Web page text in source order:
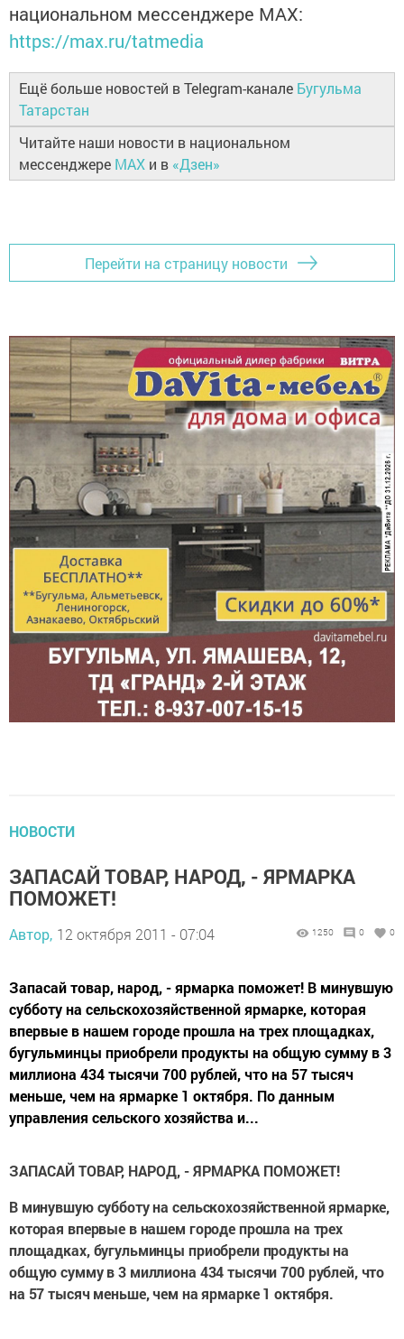
национальном мессенджере MАХ:
https://max.ru/tatmedia
Ещё больше новостей в Telegram-канале Бугульма
Татарстан
Читайте наши новости в национальном
мессенджере MAX и в «Дзен»
Перейти на страницу новости
НОВОСТИ
ЗАПАСАЙ ТОВАР, НАРОД, - ЯРМАРКА
ПОМОЖЕТ!
Автор, 12 октября 2011 - 07:04 1250 0 0
Запасай товар, народ, - ярмарка поможет! В минувшую
субботу на сельскохозяйственной ярмарке, которая
впервые в нашем городе прошла на трех площадках,
бугульминцы приобрели продукты на общую сумму в 3
миллиона 434 тысячи 700 рублей, что на 57 тысяч
меньше, чем на ярмарке 1 октября. По данным
управления сельского хозяйства и...
ЗАПАСАЙ ТОВАР, НАРОД, - ЯРМАРКА ПОМОЖЕТ!
В минувшую субботу на сельскохозяйственной ярмарке,
которая впервые в нашем городе прошла на трех
площадках, бугульминцы приобрели продукты на
общую сумму в 3 миллиона 434 тысячи 700 рублей, что
на 57 тысяч меньше, чем на ярмарке 1 октября.